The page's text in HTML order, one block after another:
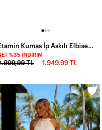
%35 İNDIRIM
TL 1.949,99 TL